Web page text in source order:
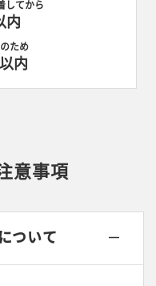
してから
内
ため
内
意事項
ついて
ーム